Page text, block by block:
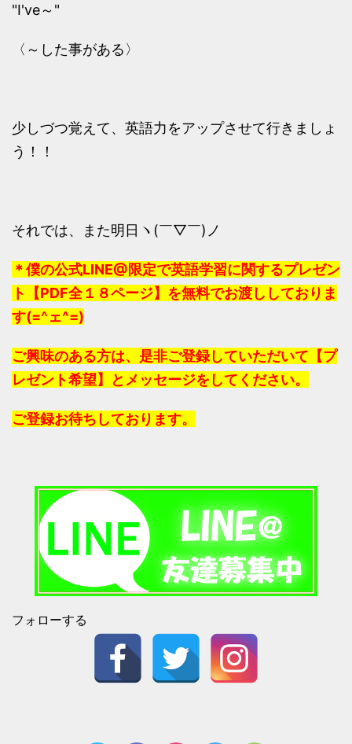
"I've～"
〈～した事がある〉
少しづつ覚えて、英語力をアップさせて行きましょ
う！！
それでは、また明日ヽ(￣▽￣)ノ
＊僕の公式LINE@限定で英語学習に関するプレゼン
ト【PDF全１８ページ】を無料でお渡ししておりま
す(=^ェ^=)
ご興味のある方は、是非ご登録していただいて【プ
レゼント希望】とメッセージをしてください。
ご登録お待ちしております。
フォローする